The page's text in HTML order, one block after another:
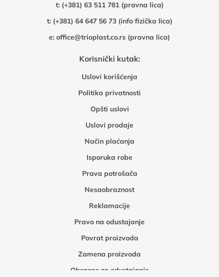
t: (+381) 63 511 781 (pravna lica)
t: (+381) 64 647 56 73 (info fizička lica)
e: office@trioplast.co.rs (pravna lica)
Korisnički kutak:
Uslovi korišćenja
Politika privatnosti
Opšti uslovi
Uslovi prodaje
Način plaćanja
Isporuka robe
Prava potrošača
Nesaobraznost
Reklamacije
Pravo na odustajanje
Povrat proizvoda
Zamena proizvoda
Obrazac za odustajanje